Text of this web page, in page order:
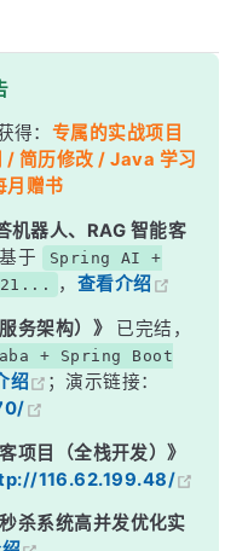
得： 专属的实战项目
/ 简历修改 / Java 学习
月赠书
机器人、RAG 智能客
于
Spring AI +
， 查看介绍
务架构）》
已完结，
+ Spring Boot
绍
；演示链接：
项目（全栈开发）》
116.62.199.48/
杀系统高并发优化实